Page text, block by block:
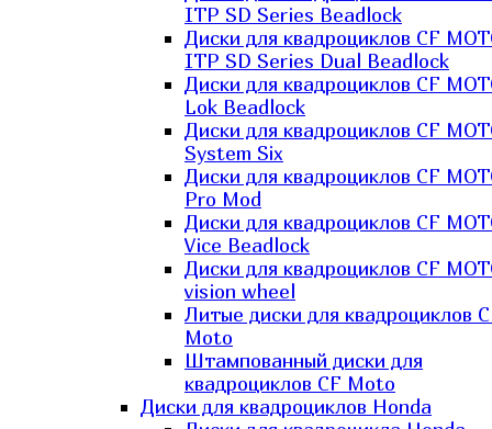
ITP SD Series Beadlock
Диски для квадроциклов CF
ITP SD Series Dual Beadlock
Диски для квадроциклов CF
Lok Beadlock
Диски для квадроциклов CF
System Six
Диски для квадроциклов CF
Pro Mod
Диски для квадроциклов CF
Vice Beadlock
Диски для квадроциклов CF
vision wheel
Литые диски для квадроциклов
Moto
Штампованный диски для
квадроциклов CF Moto
Диски для квадроциклов Honda